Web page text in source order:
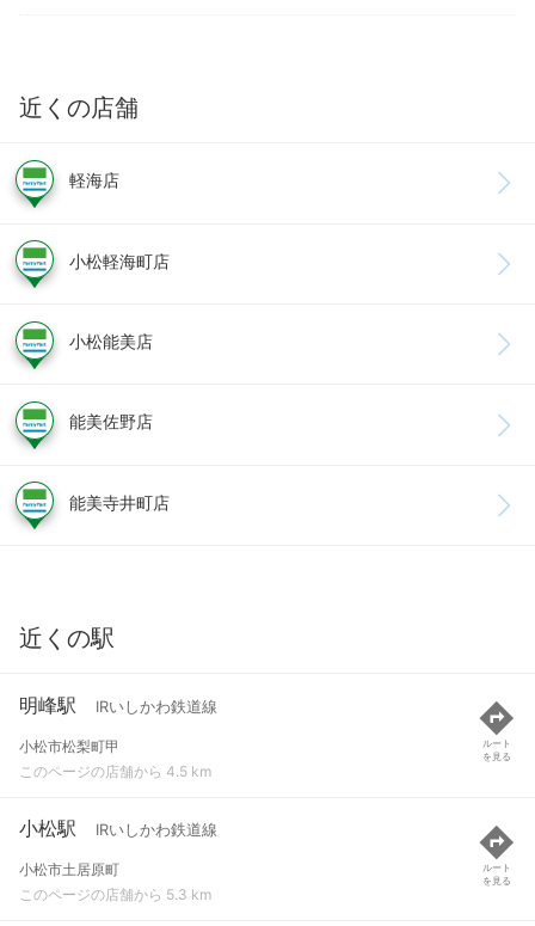
近くの店舗
軽海店
小松軽海町店
小松能美店
能美佐野店
能美寺井町店
近くの駅
明峰駅 IRいしかわ鉄道線
小松市松梨町甲
このページの店舗から 4.5 km
ルート
を見る
小松駅 IRいしかわ鉄道線
小松市土居原町
このページの店舗から 5.3 km
ルート
を見る